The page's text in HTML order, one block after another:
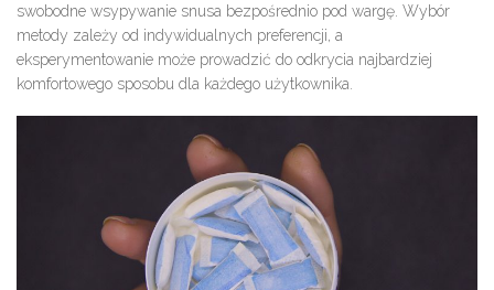
swobodne wsypywanie snusa bezpośrednio pod wargę. Wybór
metody zależy od indywidualnych preferencji, a
eksperymentowanie może prowadzić do odkrycia najbardziej
komfortowego sposobu dla każdego użytkownika.